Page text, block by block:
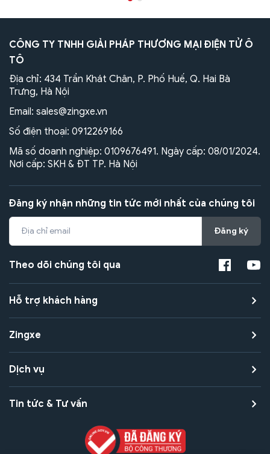
CÔNG TY TNHH GIẢI PHÁP THƯƠNG MẠI ĐIỆN TỬ Ô
TÔ
Địa chỉ: 434 Trần Khát Chân, P. Phố Huế, Q. Hai Bà
Trưng, Hà Nội
Email: sales@zingxe.vn
Số điện thoại: 0912269166
Mã số doanh nghiệp: 0109676491. Ngày cấp: 08/01/2024.
Nơi cấp: SKH & ĐT TP. Hà Nội
Đăng ký nhận những tin tức mới nhất của chúng tôi
Đăng ký
Theo dõi chúng tôi qua
Hỗ trợ khách hàng
Zingxe
Dịch vụ
Tin tức & Tư vấn